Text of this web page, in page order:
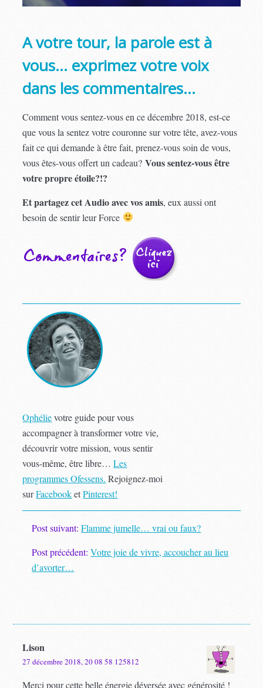
A votre tour, la parole est à
vous… exprimez votre voix
dans les commentaires…
Comment vous sentez-vous en ce décembre 2018, est-ce
que vous la sentez votre couronne sur votre tête, avez-vous
fait ce qui demande à être fait, prenez-vous soin de vous,
vous êtes-vous offert un cadeau?Vous sentez-vous être
votre propre étoile?!?
Et partagez cet Audio avec vos amis, eux aussi ont
besoin de sentir leur Force
Ophélievotre guide pour vous
accompagner à transformer votre vie,
découvrir votre mission, vous sentir
vous-même, être libre…Les
programmes Ofessens. Rejoignez-moi
surFacebooketPinterest!
Post suivant:Flamme jumelle… vrai ou faux?
Post précédent:Votre joie de vivre, accoucher au lieu
d’avorter…
Lison
27 décembre 2018, 20 08 58 125812
Merci pour cette belle énergie déversée avec générosité !